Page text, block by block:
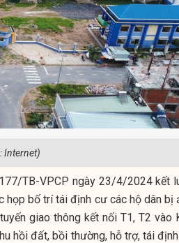
Internet)
TB-VPCP ngày 23/4/2024 kết
họp bố trí tái định cư các hộ dân bị
giao thông kết nối T1, T2 vào
hồi đất, bồi thường, hỗ trợ, tái